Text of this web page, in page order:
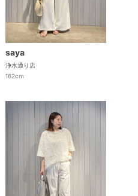
saya
浄水通り店
162cm